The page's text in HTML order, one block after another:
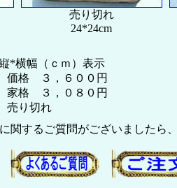
売り切れ
24*24cm
横幅（ｃｍ）表示
価格 ３，６００円
家格 ３，０８０円
売り切れ
関するご質問がございましたら